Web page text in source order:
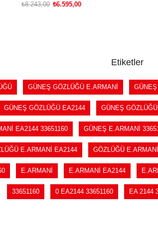
₺6.595,00
₺8.243,00
Etiketler
GÜNEŞ GÖZLÜĞÜ E.ARMANİ
GÜNEŞ GÖZLÜĞÜ EA2144 GÜNEŞ
EA2144 33651160 GÜNEŞ E.ARMANİ
E.ARMANİ EA2144 GÖZLÜĞÜ
E.ARMANİ E.ARMANİ EA2144
33651160 0 EA2144 33651160 EA 2144